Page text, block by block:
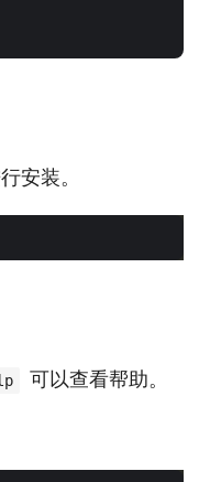
安装。
可以查看帮助。